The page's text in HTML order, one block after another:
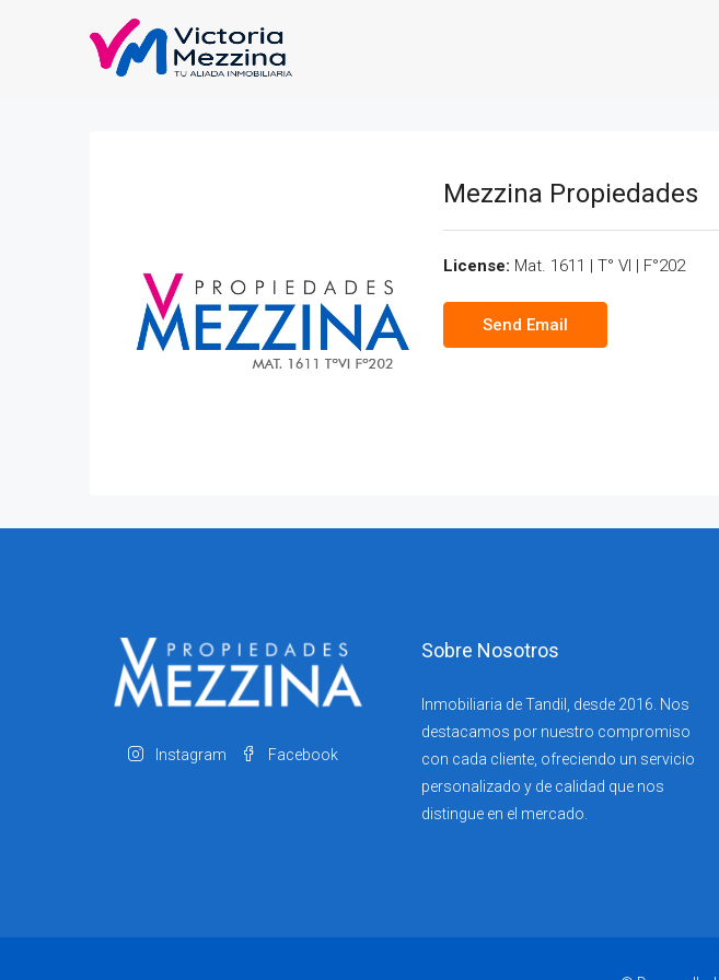
Mezzina Propiedades
License: Mat. 1611 | T° VI | F°202
Send Email
Instagram Facebook
Sobre Nosotros
Inmobiliaria de Tandil, desde 2016. Nos
destacamos por nuestro compromiso
con cada cliente, ofreciendo un servicio
personalizado y de calidad que nos
distingue en el mercado.